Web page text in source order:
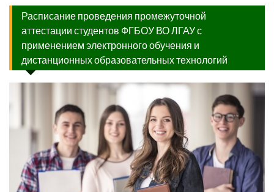
Расписание проведения промежуточной
аттестации студентов ФГБОУ ВО ЛГАУ с
применением электронного обучения и
дистанционных образовательных технологий